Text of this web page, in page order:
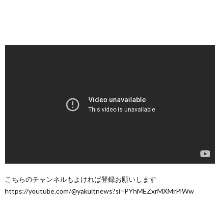
こちらのチャンネルもよければ登録お願いします
https://youtube.com/@yakultnews?si=PYhMEZxrMXMrPlWw